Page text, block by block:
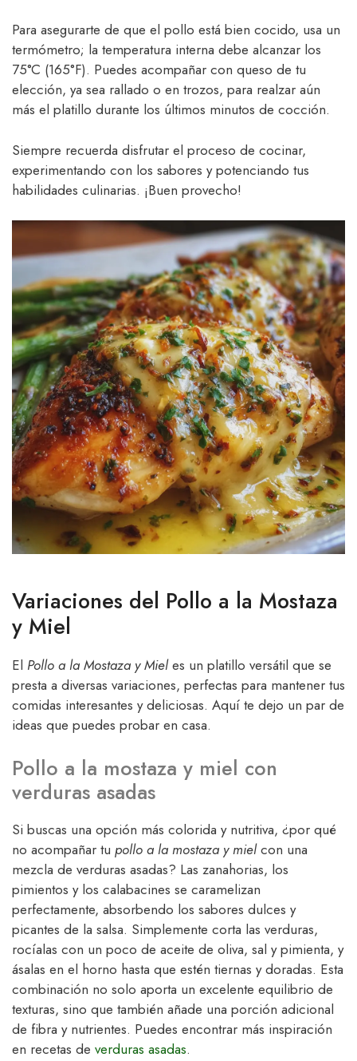
Para asegurarte de que el pollo está bien cocido, usa un
termómetro; la temperatura interna debe alcanzar los
75°C (165°F). Puedes acompañar con queso de tu
elección, ya sea rallado o en trozos, para realzar aún
más el platillo durante los últimos minutos de cocción.
Siempre recuerda disfrutar el proceso de cocinar,
experimentando con los sabores y potenciando tus
habilidades culinarias. ¡Buen provecho!
Variaciones del Pollo a la Mostaza
y Miel
El Pollo a la Mostaza y Mieles un platillo versátil que se
presta a diversas variaciones, perfectas para mantener tus
comidas interesantes y deliciosas. Aquí te dejo un par de
ideas que puedes probar en casa.
Pollo a la mostaza y miel con
verduras asadas
Si buscas una opción más colorida y nutritiva, ¿por qué
no acompañar tu pollo a la mostaza y mielcon una
mezcla de verduras asadas? Las zanahorias, los
pimientos y los calabacines se caramelizan
perfectamente, absorbendo los sabores dulces y
picantes de la salsa. Simplemente corta las verduras,
rocíalas con un poco de aceite de oliva, sal y pimienta, y
ásalas en el horno hasta que estén tiernas y doradas. Esta
combinación no solo aporta un excelente equilibrio de
texturas, sino que también añade una porción adicional
de fibra y nutrientes. Puedes encontrar más inspiración
en recetas de verduras asadas.